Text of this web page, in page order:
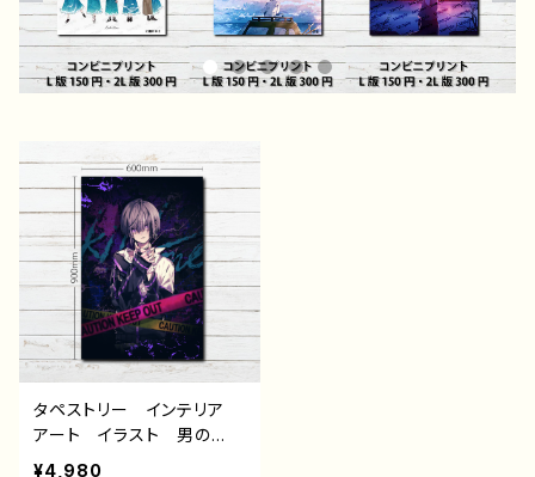
タペストリー インテリア
アート イラスト 男の
子 かっこいい イケメ
¥4,980